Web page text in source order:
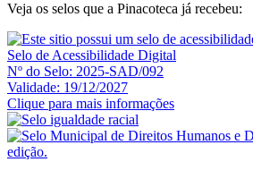
Veja os selos que a Pinacoteca já recebeu:
Selo de Acessibilidade Digital
Nº do Selo: 2025-SAD/092
Validade: 19/12/2027
Clique para mais informações